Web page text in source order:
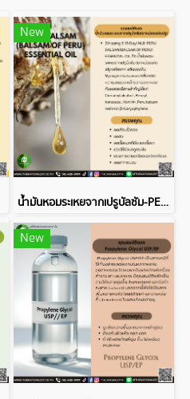
New
น้ำมันหอมระเหยจากเปรูบัลซัม-PERU BALSAM ESSENTIAL OIL
New